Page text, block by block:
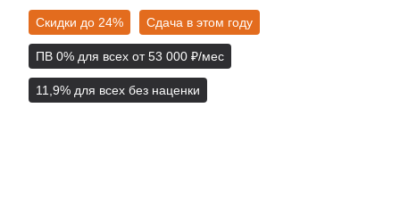
Скидки до 24% Сдача в этом году
ПВ 0% для всех от 53 000 ₽/мес
11,9% для всех без наценки